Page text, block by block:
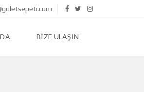
BIZE ULAŞIN